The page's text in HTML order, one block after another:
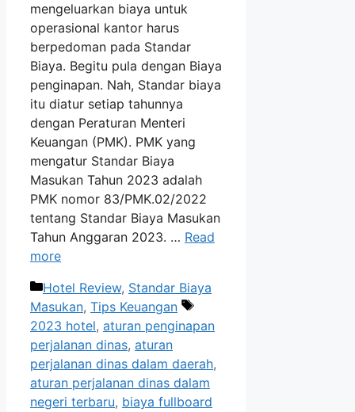
mengeluarkan biaya untuk
operasional kantor harus
berpedoman pada Standar
Biaya. Begitu pula dengan Biaya
penginapan. Nah, Standar biaya
itu diatur setiap tahunnya
dengan Peraturan Menteri
Keuangan (PMK). PMK yang
mengatur Standar Biaya
Masukan Tahun 2023 adalah
PMK nomor 83/PMK.02/2022
tentang Standar Biaya Masukan
Tahun Anggaran 2023. … Read
more
Categories
Hotel Review, Standar Biaya
Masukan, Tips Keuangan
Tags
2023 hotel, aturan penginapan
perjalanan dinas, aturan
perjalanan dinas dalam daerah,
aturan perjalanan dinas dalam
negeri terbaru, biaya fullboard